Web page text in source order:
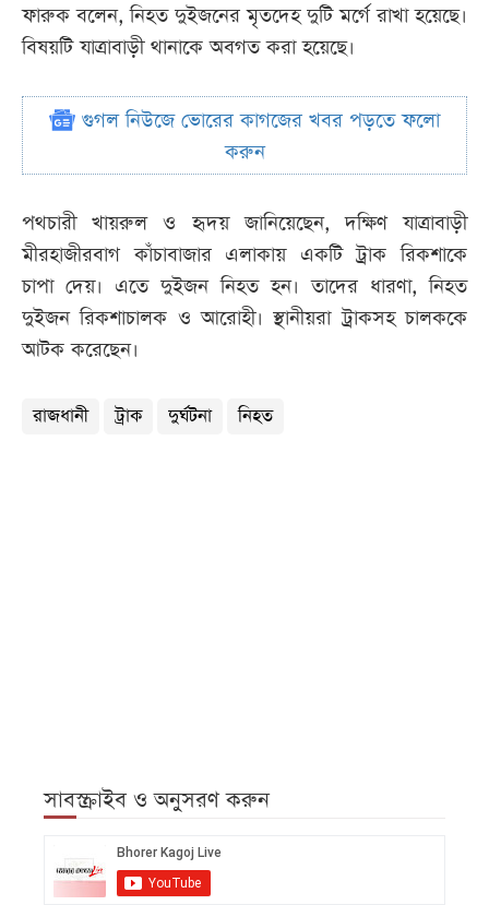
ফারুক বলেন, নিহত দুইজনের মৃতদেহ দুটি মর্গে রাখা হয়েছে।
বিষয়টি যাত্রাবাড়ী থানাকে অবগত করা হয়েছে।
গুগল নিউজে ভোরের কাগজের খবর পড়তে ফলো
করুন
পথচারী খায়রুল ও হৃদয় জানিয়েছেন, দক্ষিণ যাত্রাবাড়ী
মীরহাজীরবাগ কাঁচাবাজার এলাকায় একটি ট্রাক রিকশাকে
চাপা দেয়। এতে দুইজন নিহত হন। তাদের ধারণা, নিহত
দুইজন রিকশাচালক ও আরোহী। স্থানীয়রা ট্রাকসহ চালককে
আটক করেছেন।
রাজধানী ট্রাক দুর্ঘটনা নিহত
সাবস্ক্রাইব ও অনুসরণ করুন